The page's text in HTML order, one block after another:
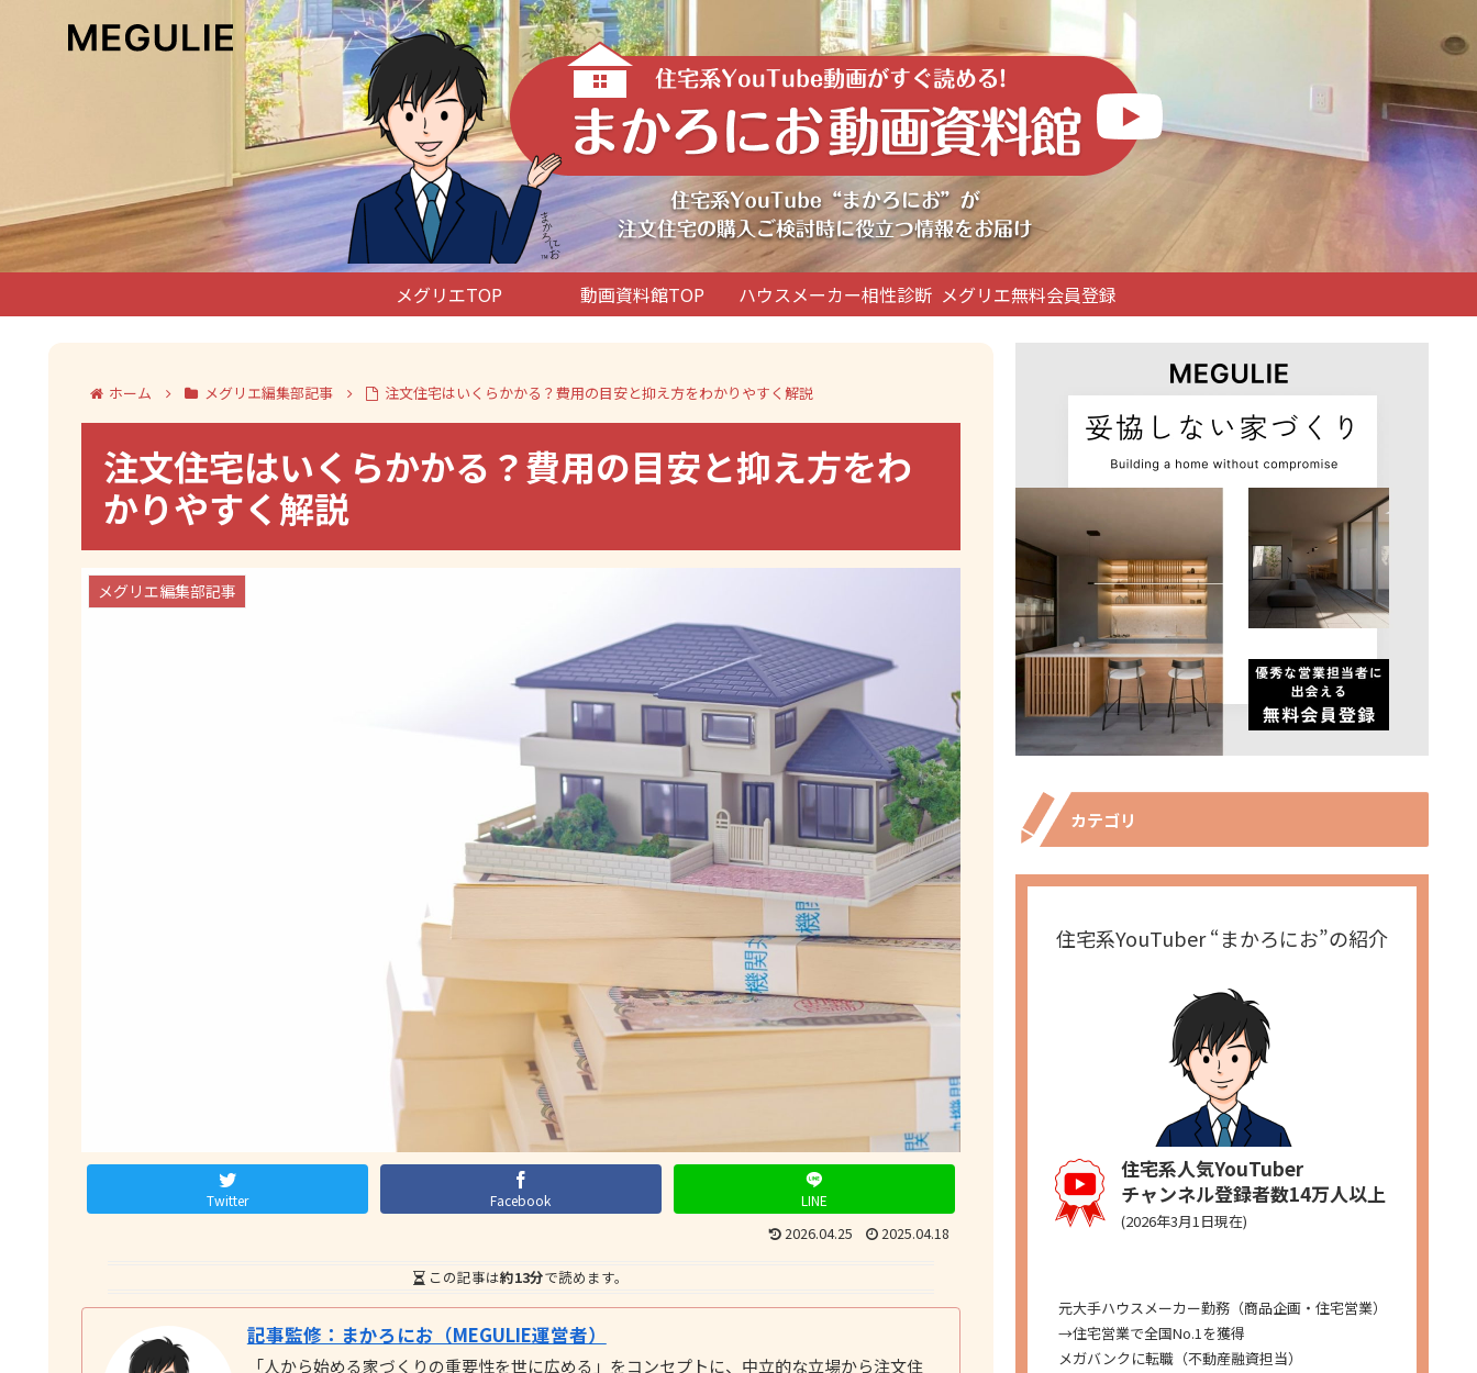
メグリエTOP 動画資料館TOP ハウスメーカー相性診断 メグリエ無料会員登録
ホーム メグリエ編集部記事 注文住宅はいくらかかる？費用の目安と抑え方をわかりやすく解説
注文住宅はいくらかかる？費用の目安と抑え方をわ
かりやすく解説
メグリエ編集部記事
Twitter Facebook LINE
2026.04.25 2025.04.18
この記事は約13分で読めます。
記事監修：まかろにお（MEGULIE運営者）
「人から始める家づくりの重要性を世に広める」をコンセプトに、中立的な立場から注文住
カテゴリ
住宅系YouTuber “まかろにお”の紹介
住宅系人気YouTuber
チャンネル登録者数14万人以上
(2026年3月1日現在)
元大手ハウスメーカー勤務（商品企画・住宅営業）
→住宅営業で全国No.1を獲得
メガバンクに転職（不動産融資担当）